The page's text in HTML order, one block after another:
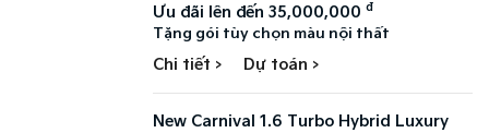
Ưu đãi lên đến 35,000,000đ
Tặng gói tùy chọn màu nội thất
Chi tiết > Dự toán >
New Carnival 1.6 Turbo Hybrid Luxury